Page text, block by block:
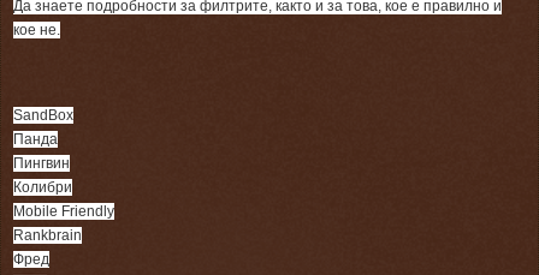
Да знаете подробности за филтрите, както и за това, кое е правилно и
кое не.
SandBox
Панда
Пингвин
Колибри
Mobile Friendly
Rankbrain
Фред